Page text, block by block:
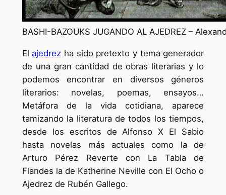
BASHI-BAZOUKS JUGANDO AL AJEDREZ –
Elajedrez ha sido pretexto y tema generador
de una gran cantidad de obras literarias y lo
podemos encontrar en diversos géneros
literarios: novelas, poemas, ensayos…
Metáfora de la vida cotidiana, aparece
tamizando la literatura de todos los tiempos,
desde los escritos de Alfonso X El Sabio
hasta novelas más actuales como la de
Arturo Pérez Reverte con La Tabla de
Flandes la de Katherine Neville con El Ocho o
Ajedrez de Rubén Gallego.